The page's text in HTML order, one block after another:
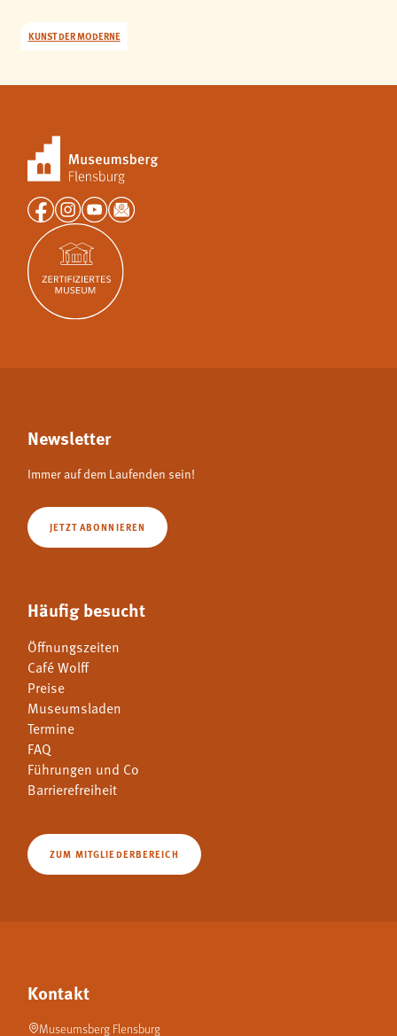
KUNST DER MODERNE
Newsletter
Immer auf dem Laufenden sein!
JETZT ABONNIEREN
Häufig besucht
Öffnungszeiten
Café Wolff
Preise
Museumsladen
Termine
FAQ
Führungen und Co
Barrierefreiheit
ZUM MITGLIEDERBEREICH
Kontakt
Museumsberg Flensburg